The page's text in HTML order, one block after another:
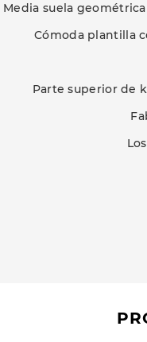
Media suela
Cómoda plantilla
Parte superior de